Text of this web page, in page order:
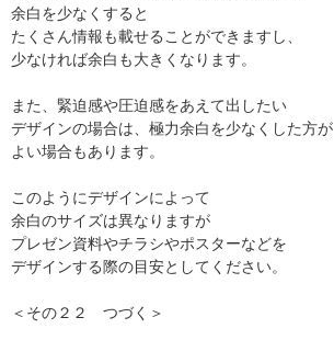
余白を少なくすると
たくさん情報も載せることができますし、
少なければ余白も大きくなります。
また、緊迫感や圧迫感をあえて出したい
デザインの場合は、極力余白を少なくした方が
よい場合もあります。
このようにデザインによって
余白のサイズは異なりますが
プレゼン資料やチラシやポスターなどを
デザインする際の目安としてください。
＜その２２ つづく＞